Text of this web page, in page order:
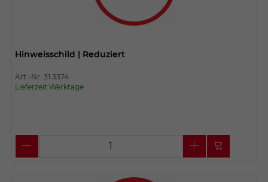
Hinweisschild | Reduziert
Art.-Nr. 31.3374
Lieferzeit Werktage